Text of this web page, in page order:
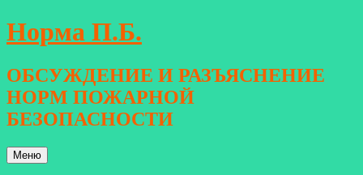
Перейти
к
Норма П.Б.
ОБСУЖДЕНИЕ И РАЗЪЯСНЕНИЕ
НОРМ ПОЖАРНОЙ
БЕЗОПАСНОСТИ
Меню